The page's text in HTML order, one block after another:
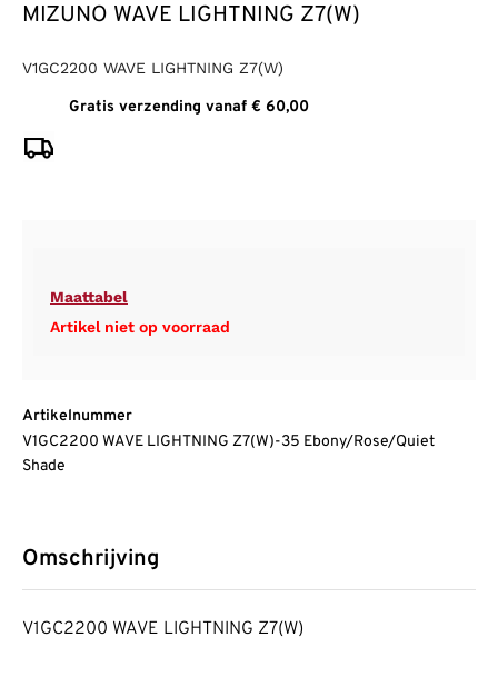
MIZUNO WAVE LIGHTNING Z7(W)
V1GC2200 WAVE LIGHTNING Z7(W)
Gratis verzending vanaf € 60,00
Maattabel
Artikel niet op voorraad
Artikelnummer
V1GC2200 WAVE LIGHTNING Z7(W)-35 Ebony/Rose/Quiet
Shade
Omschrijving
V1GC2200 WAVE LIGHTNING Z7(W)